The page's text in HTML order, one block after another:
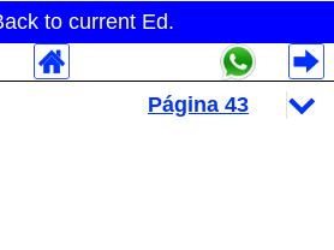
to current Ed.